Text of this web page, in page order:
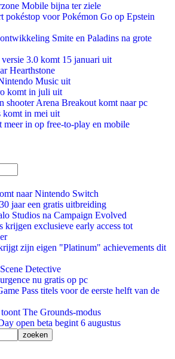
Mobile bijna ter ziele
pokéstop voor Pokémon Go op Epstein
Smite en Paladins na grote
3.0 komt 15 januari uit
Hearthstone
Music uit
komt in juli uit
shooter Arena Breakout komt naar pc
komt in mei uit
meer in op free-to-play en mobile
naar Nintendo Switch
jaar een gratis uitbreiding
Studios na Campaign Evolved
krijgen exclusieve early access tot
zijn eigen "Platinum" achievements dit
Detective
nu gratis op pc
Pass titels voor de eerste helft van de
The Grounds-modus
open beta begint 6 augustus